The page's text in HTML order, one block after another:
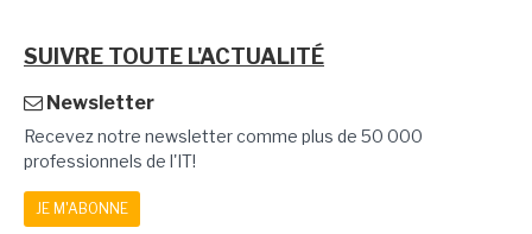
SUIVRE TOUTE L'ACTUALITÉ
Newsletter
Recevez notre newsletter comme plus de 50 000
professionnels de l'IT!
JE M'ABONNE